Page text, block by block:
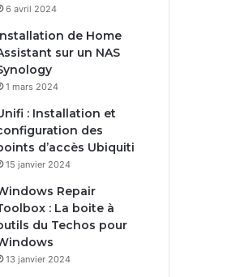
6 avril 2024
de Home
sur un NAS
1 mars 2024
: Installation et
des
d’accès Ubiquiti
15 janvier 2024
Repair
: La boite à
du Techos pour
13 janvier 2024